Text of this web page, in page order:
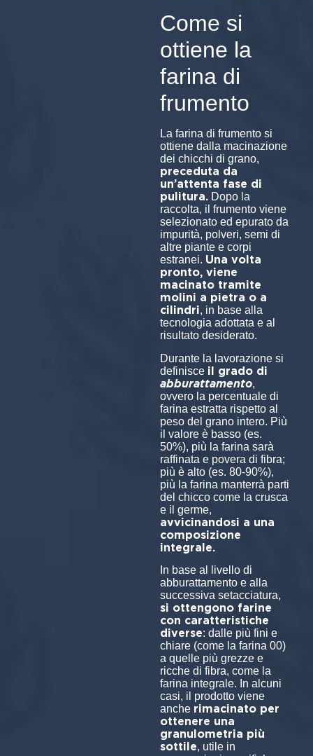
Come si
ottiene la
farina di
frumento
La farina di frumento si
ottiene dalla macinazione
dei chicchi di grano,
preceduta da
un’attenta fase di
pulitura.Dopo la
raccolta, il frumento viene
selezionato ed epurato da
impurità, polveri, semi di
altre piante e corpi
estranei. Una volta
pronto, viene
macinato tramite
molini a pietra o a
cilindri, in base alla
tecnologia adottata e al
risultato desiderato.
Durante la lavorazione si
definisce il grado di
abburattamento,
ovvero la percentuale di
farina estratta rispetto al
peso del grano intero. Più
il valore è basso (es.
50%), più la farina sarà
raffinata e povera di fibra;
più è alto (es. 80-90%),
più la farina manterrà parti
del chicco come la crusca
e il germe,
avvicinandosi a una
composizione
integrale.
In base al livello di
abburattamento e alla
successiva setacciatura,
si ottengono farine
con caratteristiche
diverse: dalle più fini e
chiare (come la farina 00)
a quelle più grezze e
ricche di fibra, come la
farina integrale. In alcuni
casi, il prodotto viene
anche rimacinato per
ottenere una
granulometria più
sottile, utile in